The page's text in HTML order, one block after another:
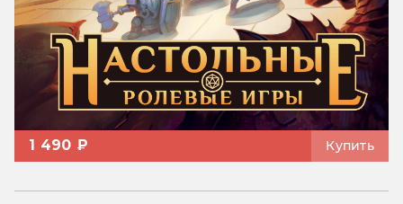
1 490 ₽ Купить